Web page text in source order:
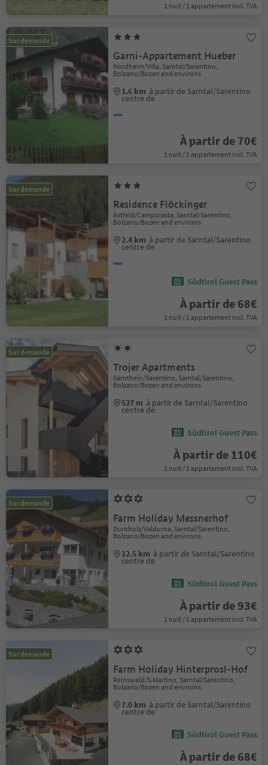
1 nuit / 1 appartement incl. TVA
Sur demande
Garni-Appartement Hueber
Nordheim/Villa, Sarntal/Sarentino,
Bolzano/Bozen and environs
1.6 km à partir de Sarntal/Sarentino
centre de
À partir de 70€
1 nuit / 1 appartement incl. TVA
Sur demande
Residence Flöckinger
Astfeld/Campolasta, Sarntal/Sarentino,
Bolzano/Bozen and environs
2.4 km à partir de Sarntal/Sarentino
centre de
Südtirol Guest Pass
À partir de 68€
1 nuit / 1 appartement incl. TVA
Sur demande
Trojer Apartments
Sarnthein/Sarentino, Sarntal/Sarentino,
Bolzano/Bozen and environs
527 m à partir de Sarntal/Sarentino
centre de
Südtirol Guest Pass
À partir de 110€
1 nuit / 1 appartement incl. TVA
Sur demande
Farm Holiday Messnerhof
Durnholz/Valdurna, Sarntal/Sarentino,
Bolzano/Bozen and environs
12.5 km à partir de Sarntal/Sarentino
centre de
Südtirol Guest Pass
À partir de 93€
1 nuit / 1 appartement incl. TVA
Sur demande
Farm Holiday Hinterprosl-Hof
Reinswald/S.Martino, Sarntal/Sarentino,
Bolzano/Bozen and environs
7.0 km à partir de Sarntal/Sarentino
centre de
Südtirol Guest Pass
À partir de 68€